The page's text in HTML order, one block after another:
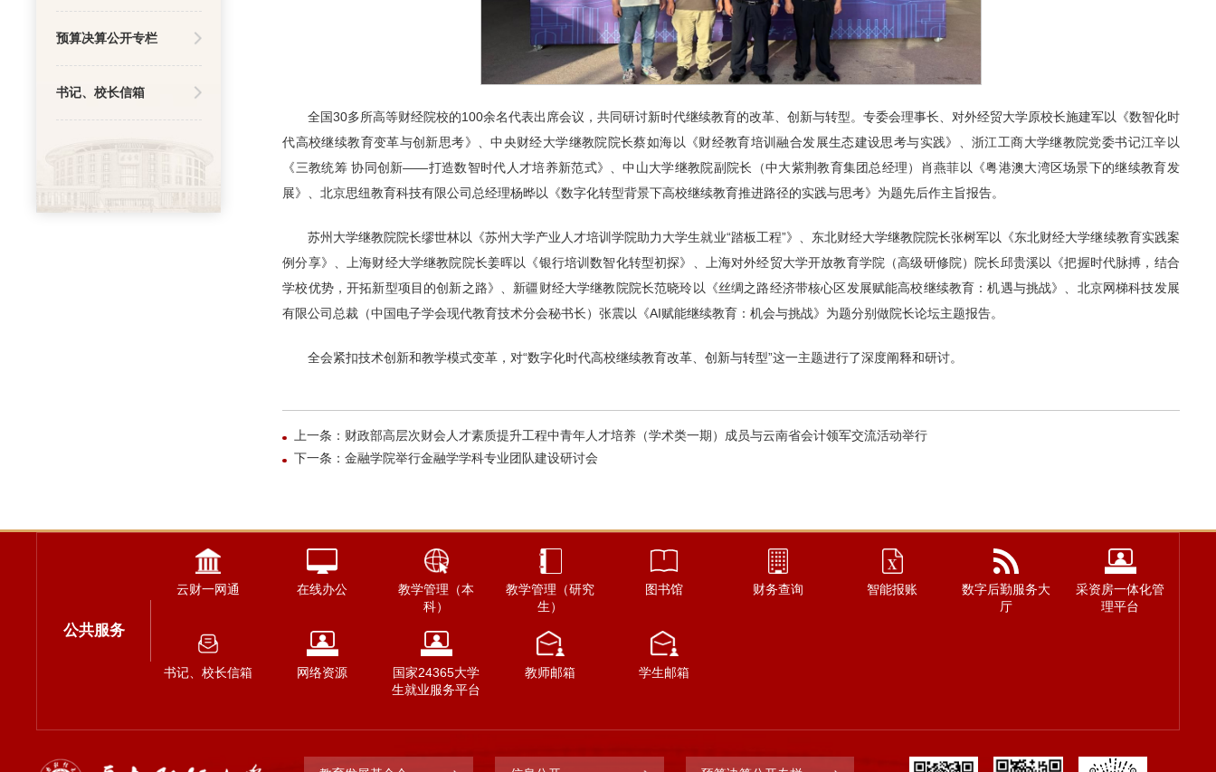
预算决算公开专栏
书记、校长信箱
全国30多所高等财经院校的100余名代表出席会议，共同研讨新时代继续教育的改革、创新与转型。专委会理事长、对外经贸大学原校长施建军以《数智化时
代高校继续教育变革与创新思考》、中央财经大学继教院院长蔡如海以《财经教育培训融合发展生态建设思考与实践》、浙江工商大学继教院党委书记江辛以
《三教统筹 协同创新——打造数智时代人才培养新范式》、中山大学继教院副院长（中大紫荆教育集团总经理）肖燕菲以《粤港澳大湾区场景下的继续教育发
展》、北京思纽教育科技有限公司总经理杨晔以《数字化转型背景下高校继续教育推进路径的实践与思考》为题先后作主旨报告。
苏州大学继教院院长缪世林以《苏州大学产业人才培训学院助力大学生就业“踏板工程”》、东北财经大学继教院院长张树军以《东北财经大学继续教育实践案
例分享》、上海财经大学继教院院长姜晖以《银行培训数智化转型初探》、上海对外经贸大学开放教育学院（高级研修院）院长邱贵溪以《把握时代脉搏，结合
学校优势，开拓新型项目的创新之路》、新疆财经大学继教院院长范晓玲以《丝绸之路经济带核心区发展赋能高校继续教育：机遇与挑战》、北京网梯科技发展
有限公司总裁（中国电子学会现代教育技术分会秘书长）张震以《AI赋能继续教育：机会与挑战》为题分别做院长论坛主题报告。
全会紧扣技术创新和教学模式变革，对“数字化时代高校继续教育改革、创新与转型”这一主题进行了深度阐释和研讨。
上一条：财政部高层次财会人才素质提升工程中青年人才培养（学术类一期）成员与云南省会计领军交流活动举行
下一条：金融学院举行金融学学科专业团队建设研讨会
公共服务
云财一网通 在线办公
教学管理（本
科）
教学管理（研究
生）
图书馆 财务查询 智能报账
数字后勤服务大
厅
采资房一体化管
理平台
书记、校长信箱 网络资源
国家24365大学
生就业服务平台
教师邮箱 学生邮箱